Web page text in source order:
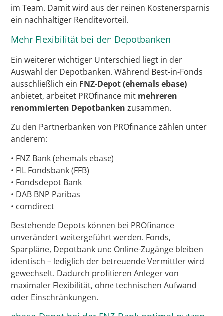
im Team. Damit wird aus der reinen Kostenersparnis
ein nachhaltiger Renditevorteil.
Mehr Flexibilität bei den Depotbanken
Ein weiterer wichtiger Unterschied liegt in der
Auswahl der Depotbanken. Während Best-in-Fonds
ausschließlich ein FNZ-Depot (ehemals ebase)
anbietet, arbeitet PROfinance mit mehreren
renommierten Depotbanken zusammen.
Zu den Partnerbanken von PROfinance zählen unter
anderem:
• FNZ Bank (ehemals ebase)
• FIL Fondsbank (FFB)
• Fondsdepot Bank
• DAB BNP Paribas
• comdirect
Bestehende Depots können bei PROfinance
unverändert weitergeführt werden. Fonds,
Sparpläne, Depotbank und Online-Zugänge bleiben
identisch – lediglich der betreuende Vermittler wird
gewechselt. Dadurch profitieren Anleger von
maximaler Flexibilität, ohne technischen Aufwand
oder Einschränkungen.